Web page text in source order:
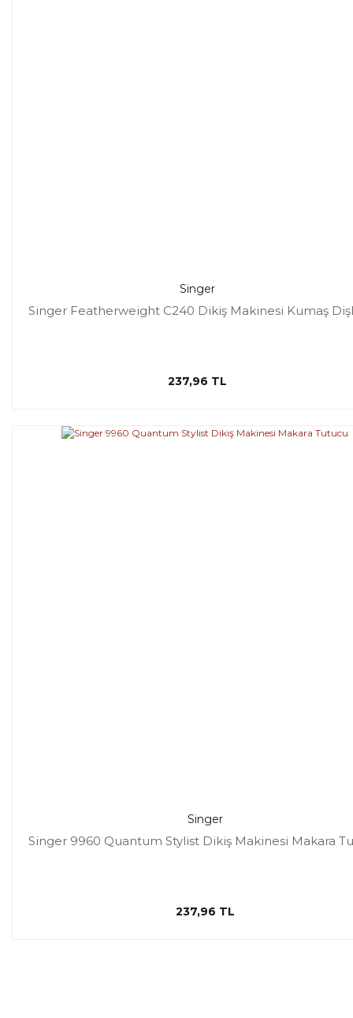
Singer
Singer Featherweight C240 Dikiş Makinesi Kumaş
237,96 TL
Singer
Singer 9960 Quantum Stylist Dikiş Makinesi Makara
237,96 TL